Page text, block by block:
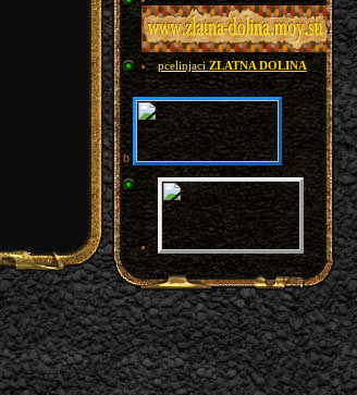
pcelinjaciZLATNA DOLINA
b